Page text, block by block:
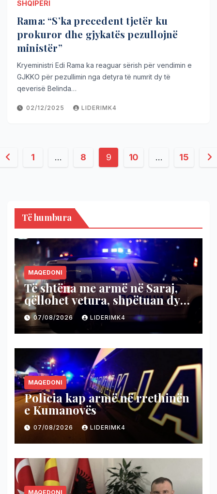
SHQIPËRI
Rama: “S’ka precedent tjetër ku
prokuror dhe gjykatës pezullojnë
ministër”
Kryeministri Edi Rama ka reaguar sërish për vendimin e
GJKKO për pezullimin nga detyra të numrit dy të
qeverisë Belinda…
02/12/2025 LIDERIMK4
1 … 8 9 10 … 15
Të humbura
MAQEDONI
Të shtëna me armë në Saraj,
qëllohet vetura, shpëtuan dy
persona
07/08/2026 LIDERIMK4
MAQEDONI
Policia kap armë në rrethinën
e Kumanovës
07/08/2026 LIDERIMK4
MAQEDONI